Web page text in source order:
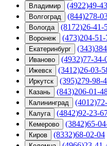
Владимир (4922)49-
Волгоград (844)278-
Вологда (8172)26-41-
Воронеж (473)204-51-
Екатеринбург
Иваново (4932)77-34-
Ижевск (3412)26-03-
Иркутск (395)279-98-
Казань (843)206-01-
Калининград
Калуга (4842)92-23-
Кемерово (3842)65-
Киров (8332)68-02-04